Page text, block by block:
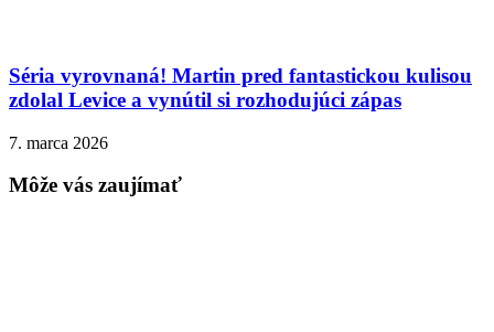
Séria vyrovnaná! Martin pred fantastickou kulisou
zdolal Levice a vynútil si rozhodujúci zápas
7. marca 2026
Môže vás zaujímať